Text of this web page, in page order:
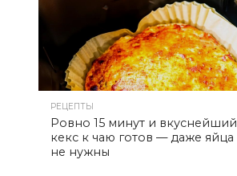
РЕЦЕПТЫ
Ровно 15 минут и вкуснейший
кекс к чаю готов — даже яйца
не нужны